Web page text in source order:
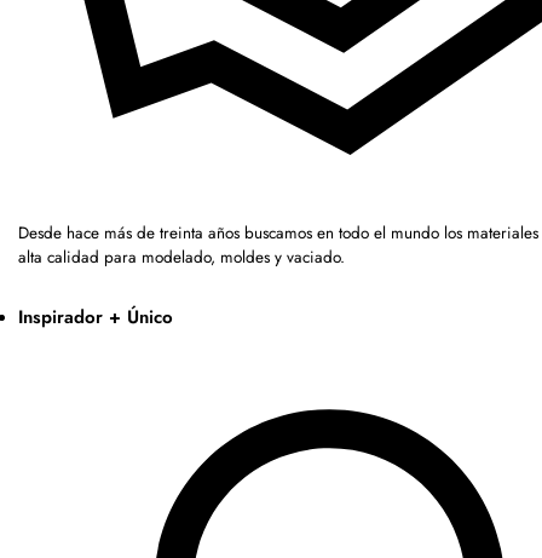
Desde hace más de treinta años buscamos en todo el mundo los
alta calidad para modelado, moldes y vaciado.
Inspirador + Único